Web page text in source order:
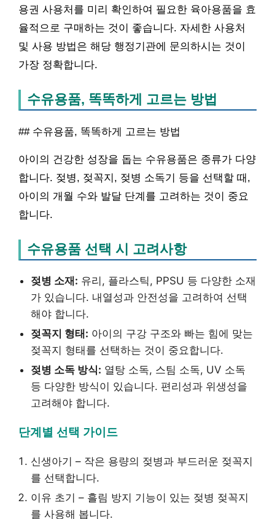
용권 사용처를 미리 확인하여 필요한 육아용품을 효
율적으로 구매하는 것이 좋습니다. 자세한 사용처
및 사용 방법은 해당 행정기관에 문의하시는 것이
가장 정확합니다.
수유용품, 똑똑하게 고르는 방법
## 수유용품, 똑똑하게 고르는 방법
아이의 건강한 성장을 돕는 수유용품은 종류가 다양
합니다. 젖병, 젖꼭지, 젖병 소독기 등을 선택할 때,
아이의 개월 수와 발달 단계를 고려하는 것이 중요
합니다.
수유용품 선택 시 고려사항
젖병 소재: 유리, 플라스틱, PPSU 등 다양한 소재
가 있습니다. 내열성과 안전성을 고려하여 선택
해야 합니다.
젖꼭지 형태: 아이의 구강 구조와 빠는 힘에 맞는
젖꼭지 형태를 선택하는 것이 중요합니다.
젖병 소독 방식: 열탕 소독, 스팀 소독, UV 소독
등 다양한 방식이 있습니다. 편리성과 위생성을
고려해야 합니다.
단계별 선택 가이드
신생아기 – 작은 용량의 젖병과 부드러운 젖꼭지
를 선택합니다.
이유 초기 – 흘림 방지 기능이 있는 젖병 젖꼭지
를 사용해 봅니다.